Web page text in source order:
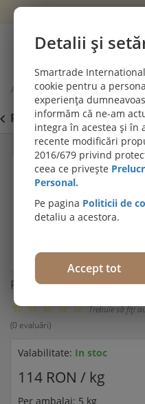
Acasă
Materiale montaj &
Raşină barieră de umiditate
PROMOȚII DE IULIE!
secțiunea de pardoseli SPC
Raşină barieră de
Trebuie să fiţi
(0 evaluări)
Valabilitate: In stoc
114 RON / kg
Per ambalaj: 5 kg
Detalii și
Smartrade
cookie pentru a
experiența
informăm că ne-am
integra în acestea și în
recente modificări
2016/679 privind
ceea ce privește
Personal.
Pe pagina Politicii de
detaliu a acestora.
Accept tot